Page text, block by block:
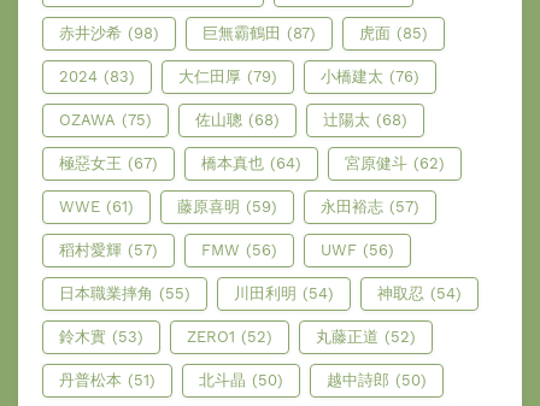
赤井沙希 (98) 巨無霸鶴田 (87) 虎面 (85)
2024 (83) 大仁田厚 (79) 小橋建太 (76)
OZAWA (75) 佐山聰 (68) 辻陽太 (68)
極惡女王 (67) 橋本真也 (64) 宮原健斗 (62)
WWE (61) 藤原喜明 (59) 永田裕志 (57)
稻村愛輝 (57) FMW (56) UWF (56)
日本職業摔角 (55) 川田利明 (54) 神取忍 (54)
鈴木實 (53) ZERO1 (52) 丸藤正道 (52)
丹普松本 (51) 北斗晶 (50) 越中詩郎 (50)